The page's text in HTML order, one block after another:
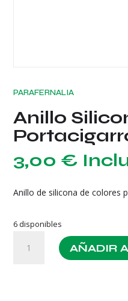
PARAFERNALIA
Anillo
3,00 €
Anillo de silicona de colores
6 disponibles
Silicona
AÑADIR